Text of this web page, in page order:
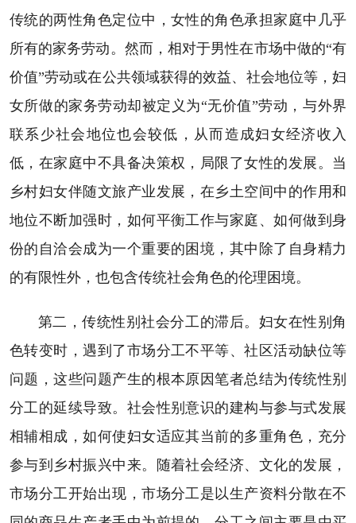
传统的两性角色定位中，女性的角色承担家庭中几乎
所有的家务劳动。然而，相对于男性在市场中做的“有
价值”劳动或在公共领域获得的效益、社会地位等，妇
女所做的家务劳动却被定义为“无价值”劳动，与外界
联系少社会地位也会较低，从而造成妇女经济收入
低，在家庭中不具备决策权，局限了女性的发展。当
乡村妇女伴随文旅产业发展，在乡土空间中的作用和
地位不断加强时，如何平衡工作与家庭、如何做到身
份的自洽会成为一个重要的困境，其中除了自身精力
的有限性外，也包含传统社会角色的伦理困境。
第二，传统性别社会分工的滞后。妇女在性别角
色转变时，遇到了市场分工不平等、社区活动缺位等
问题，这些问题产生的根本原因笔者总结为传统性别
分工的延续导致。社会性别意识的建构与参与式发展
相辅相成，如何使妇女适应其当前的多重角色，充分
参与到乡村振兴中来。随着社会经济、文化的发展，
市场分工开始出现，市场分工是以生产资料分散在不